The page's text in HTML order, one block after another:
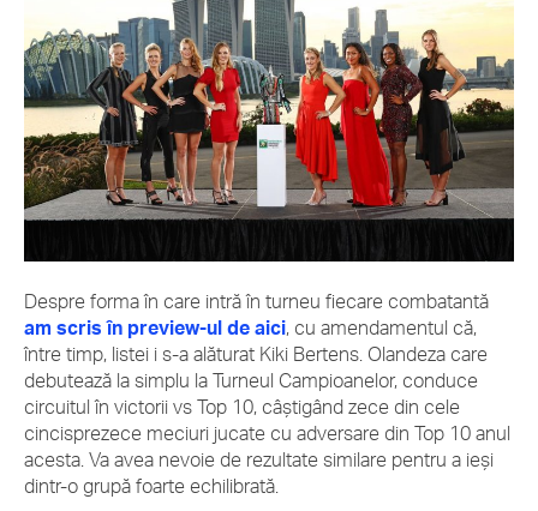
Despre forma în care intră în turneu fiecare combatantă
am scris în preview-ul de aici, cu amendamentul că,
între timp, listei i s-a alăturat Kiki Bertens. Olandeza care
debutează la simplu la Turneul Campioanelor, conduce
circuitul în victorii vs Top 10, câștigând zece din cele
cincisprezece meciuri jucate cu adversare din Top 10 anul
acesta. Va avea nevoie de rezultate similare pentru a ieși
dintr-o grupă foarte echilibrată.